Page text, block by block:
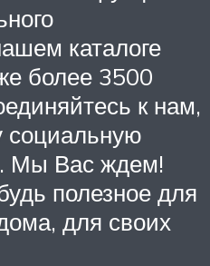
каталоге
более 3500
к нам,
социальную
Мы Вас ждем!
полезное для
для своих